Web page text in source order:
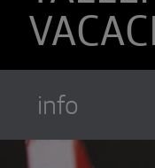
info